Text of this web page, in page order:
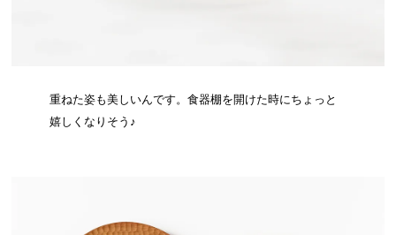
重ねた姿も美しいんです。食器棚を開けた時にちょっと
嬉しくなりそう♪